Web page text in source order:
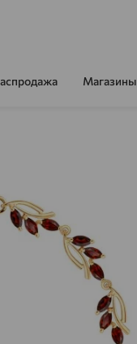
Магазины